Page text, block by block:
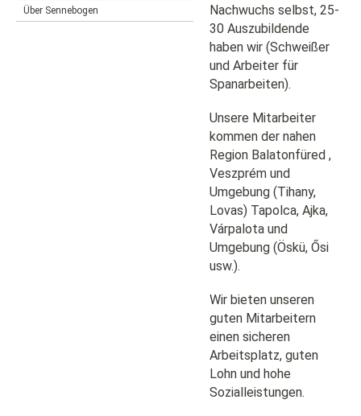
Nachwuchs selbst, 25-
30 Auszubildende
haben wir (Schweißer
und Arbeiter für
Spanarbeiten).
Unsere Mitarbeiter
kommen der nahen
Region Balatonfüred ,
Veszprém und
Umgebung (Tihany,
Lovas) Tapolca, Ajka,
Várpalota und
Umgebung (Öskü, Ősi
usw.).
Wir bieten unseren
guten Mitarbeitern
einen sicheren
Arbeitsplatz, guten
Lohn und hohe
Sozialleistungen.
Über Sennebogen